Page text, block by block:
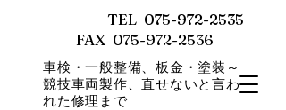
TEL 075-972-2535
FAX 075-972-2536
車検・一般整備、 板金・塗装～
競技車両製作、直せないと言わ
れた修理まで